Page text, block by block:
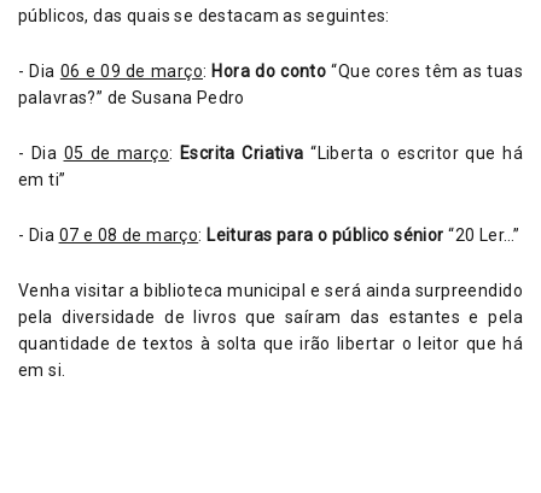
públicos, das quais se destacam as seguintes:
- Dia 06 e 09 de março: Hora do conto “Que cores têm as tuas
palavras?” de Susana Pedro
- Dia 05 de março: Escrita Criativa “Liberta o escritor que há
em ti”
- Dia 07 e 08 de março: Leituras para o público sénior “20 Ler…”
Venha visitar a biblioteca municipal e será ainda surpreendido
pela diversidade de livros que saíram das estantes e pela
quantidade de textos à solta que irão libertar o leitor que há
em si.